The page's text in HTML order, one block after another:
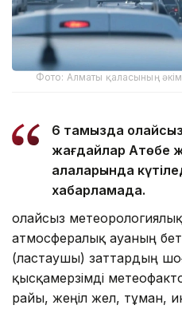
Фото: Алматы қаласының
6 тамызда
жағдайлар Ақтөбе
қалаларында
хабарламада.
Қолайсыз
атмосфералық ауаның
(ластаушы) заттардың
қысқамерзімді
райы, жеңіл жел, тұман,